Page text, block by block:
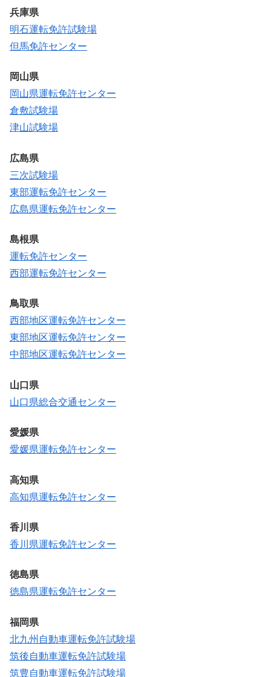
兵庫県
明石運転免許試験場
但馬免許センター
岡山県
岡山県運転免許センター
倉敷試験場
津山試験場
広島県
三次試験場
東部運転免許センター
広島県運転免許センター
島根県
運転免許センター
西部運転免許センター
鳥取県
西部地区運転免許センター
東部地区運転免許センター
中部地区運転免許センター
山口県
山口県総合交通センター
愛媛県
愛媛県運転免許センター
高知県
高知県運転免許センター
香川県
香川県運転免許センター
徳島県
徳島県運転免許センター
福岡県
北九州自動車運転免許試験場
筑後自動車運転免許試験場
筑豊自動車運転免許試験場